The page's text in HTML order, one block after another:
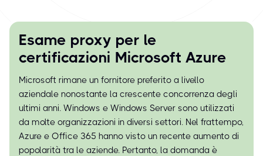
Esame proxy per le
certificazioni Microsoft Azure
Microsoft rimane un fornitore preferito a livello
aziendale nonostante la crescente concorrenza degli
ultimi anni. Windows e Windows Server sono utilizzati
da molte organizzazioni in diversi settori. Nel frattempo,
Azure e Office 365 hanno visto un recente aumento di
popolarità tra le aziende. Pertanto, la domanda è